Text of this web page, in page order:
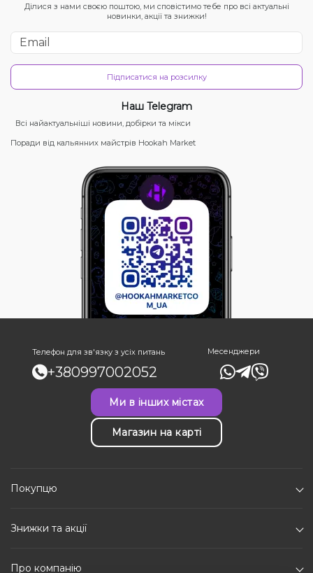
Ділися з нами своєю поштою, ми сповістимо тебе про всі актуальні
новинки, акції та знижки!
Підписатися на розсилку
Наш Telegram
Всі найактуальніші новини, добірки та мікси
Поради від кальянних майстрів Hookah Market
Телефон для зв'язку з усіх питань
+380997002052
Месенджери
Ми в інших містах
Магазин на карті
Покупцю
Знижки та акції
Про компанію